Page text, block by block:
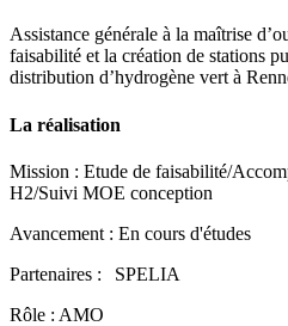
Assistance générale à la maîtrise
faisabilité et la création de stations
distribution d’hydrogène vert à
La réalisation
Mission : Etude de faisabilité/
H2/Suivi MOE conception
Avancement : En cours d'études
Partenaires :
SPELIA
Rôle : AMO